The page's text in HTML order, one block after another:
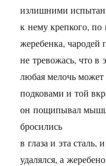
излишними
к нему крепкого, по
жеребенка, чародей
не тревожась, что
любая мелочь может
подковами и той
он пощипывал
бросились
в глаза и эта
удалялся, а